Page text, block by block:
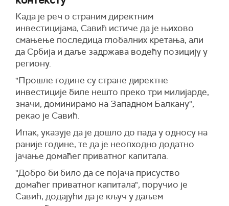
Када је реч о страним директним
инвестицијама, Савић истиче да је њихово
смањење последица глобалних кретања, али
да Србија и даље задржава водећу позицију у
региону.
"Прошле године су стране директне
инвестиције биле нешто преко три милијарде,
значи, доминирамо на Западном Балкану",
рекао је Савић.
Ипак, указује да је дошло до пада у односу на
раније године, те да је неопходно додатно
јачање домаћег приватног капитала.
"Добро би било да се појача присуство
домаћег приватног капитала", поручио је
Савић, додајући да је кључ у даљем